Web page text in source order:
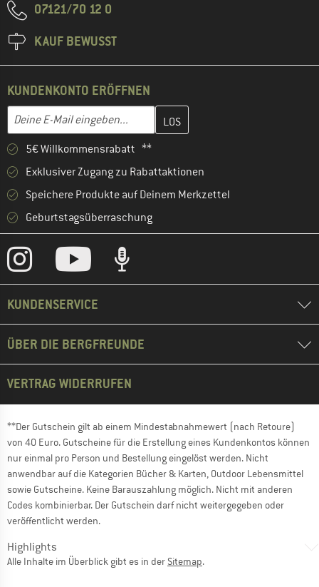
07121/70 12 0
KAUF BEWUSST
KUNDENKONTO ERÖFFNEN
E-Mail-Adresse
Gib hier deine E-Mail-Adresse ein und erstelle im nächsten
5€ Willkommensrabatt **
Exklusiver Zugang zu Rabattaktionen
Speichere Produkte auf Deinem Merkzettel
Geburtstagsüberraschung
KUNDENSERVICE
ÜBER DIE BERGFREUNDE
VERTRAG WIDERRUFEN
**Der Gutschein gilt ab einem Mindestabnahmewert (nach Retoure)
von 40 Euro. Gutscheine für die Erstellung eines Kundenkontos können
nur einmal pro Person und Bestellung eingelöst werden. Nicht
anwendbar auf die Kategorien Bücher & Karten, Outdoor Lebensmittel
sowie Gutscheine. Keine Barauszahlung möglich. Nicht mit anderen
Codes kombinierbar. Der Gutschein darf nicht weitergegeben oder
veröffentlicht werden.
Highlights
Alle Inhalte im Überblick gibt es in der Sitemap.